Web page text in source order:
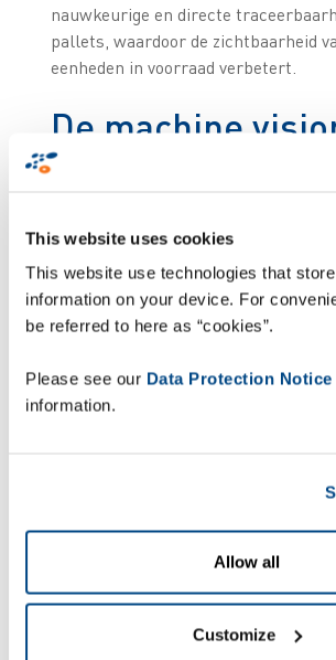
This website uses cookies
This website use technologies that
information on your device. For
be referred to here as “cookies”.
Please see our Data Protection Notice
information.
Allow all
Customize
nauwkeurige en directe
pallets, waardoor de zichtbaarheid
eenheden in voorraad verbetert.
De machine
oplossing voor
Het FPI-systeem omvat een Zetes
station dat is uitgerust met
1D/2D-barcodes in één oogopslag
alle palletcodes en hun
wat volledig geautomatiseerd
gangpaden en vormt zo een
met sensoren en radartechnologie
van eventuele obstakels is de
operators gegarandeerd.